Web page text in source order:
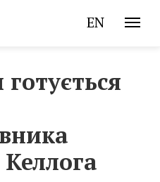
EN